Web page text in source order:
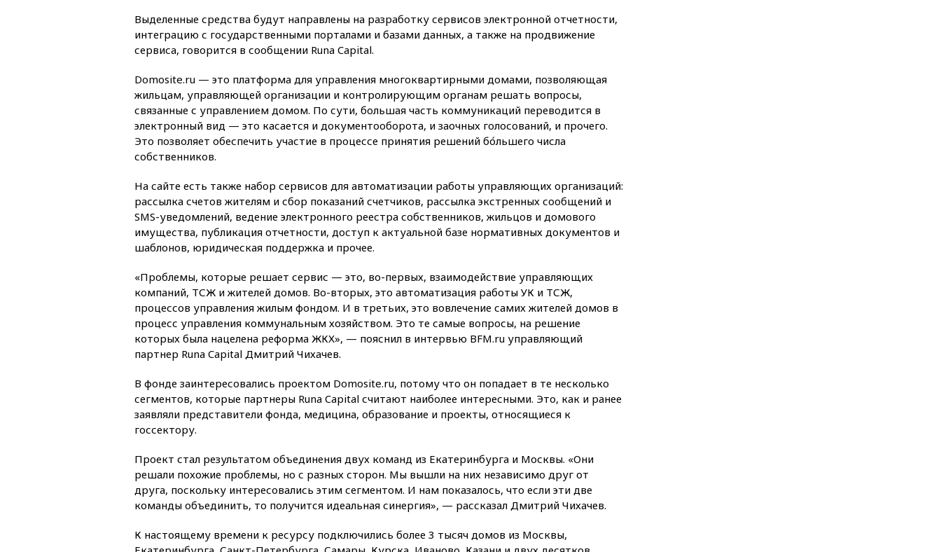
Суд оставил под
арестом Rolls-Royce блогера
Лерчек
погибли два человека
10:27Движение по трассе
«Новороссия» восстановлено
09:55Силы ПВО перехватили
09:25Ильский НПЗ на Кубани
загорелся после падения
обломков дрона
08:57Собянин сообщил о
08:42Силы ПВО сбили почти
400 БПЛА над российскими
регионами
08:16Лукашенко призвал
белорусов покупать избы в
крупнейшим поставщиком
авиатоплива в Европу
06:30
США и Колумбия
05:30
присутствие в Сеуте на фоне
миграционного кризиса
качество жилья в Нью-Йорке и
России
Выделенные средства будут направлены на разработку сервисов электронной отчетности,
интеграцию с государственными порталами и базами данных, а также на продвижение
сервиса, говорится в сообщении Runa Capital.
Domosite.ru — это платформа для управления многоквартирными домами, позволяющая
жильцам, управляющей организации и контролирующим органам решать вопросы,
связанные с управлением домом. По сути, большая часть коммуникаций переводится в
электронный вид — это касается и документооборота, и заочных голосований, и прочего.
Это позволяет обеспечить участие в процессе принятия решений бо́льшего числа
собственников.
На сайте есть также набор сервисов для автоматизации работы управляющих организаций:
рассылка счетов жителям и сбор показаний счетчиков, рассылка экстренных сообщений и
SMS-уведомлений, ведение электронного реестра собственников, жильцов и домового
имущества, публикация отчетности, доступ к актуальной базе нормативных документов и
шаблонов, юридическая поддержка и прочее.
«Проблемы, которые решает сервис — это, во-первых, взаимодействие управляющих
компаний, ТСЖ и жителей домов. Во-вторых, это автоматизация работы УК и ТСЖ,
процессов управления жилым фондом. И в третьих, это вовлечение самих жителей домов в
процесс управления коммунальным хозяйством. Это те самые вопросы, на решение
которых была нацелена реформа ЖКХ», — пояснил в интервью BFM.ru управляющий
партнер Runa Capital Дмитрий Чихачев.
В фонде заинтересовались проектом Domosite.ru, потому что он попадает в те несколько
сегментов, которые партнеры Runa Capital считают наиболее интересными. Это, как и ранее
заявляли представители фонда, медицина, образование и проекты, относящиеся к
госсектору.
Проект стал результатом объединения двух команд из Екатеринбурга и Москвы. «Они
решали похожие проблемы, но с разных сторон. Мы вышли на них независимо друг от
друга, поскольку интересовались этим сегментом. И нам показалось, что если эти две
команды объединить, то получится идеальная синергия», — рассказал Дмитрий Чихачев.
К настоящему времени к ресурсу подключились более 3 тысяч домов из Москвы,